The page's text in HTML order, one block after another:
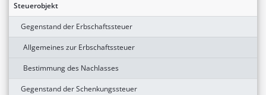
Steuerobjekt
Gegenstand der Erbschaftssteuer
Allgemeines zur Erbschaftssteuer
Bestimmung des Nachlasses
Gegenstand der Schenkungssteuer